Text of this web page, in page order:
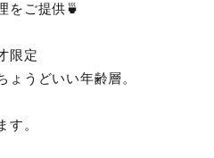
をご提供🍵
限定
ょうどいい年齢層。
す。